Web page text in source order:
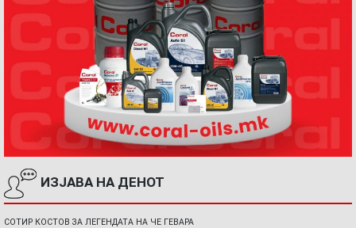
ИЗЈАВА НА ДЕНОТ
СОТИР КОСТОВ ЗА ЛЕГЕНДАТА НА ЧЕ ГЕВАРА